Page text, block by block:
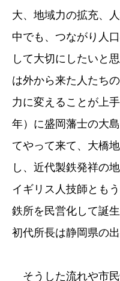
大、地域力の拡充、
中でも、つながり人
して大切にしたいと
は外から来た人たち
力に変えることが上
年）に盛岡藩士の大
てやって来て、大橋
し、近代製鉄発祥の
イギリス人技師とも
鉄所を民営化して誕
初代所長は静岡県の出
そうした流れや市